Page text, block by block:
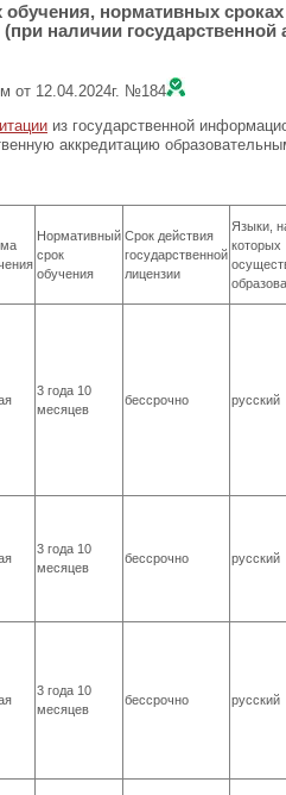
нормативных сроках
наличии государственной
от 12.04.2024г. №184
из государственной
аккредитацию
Нормативный
срок
обучения
Срок действия
государственной
лицензии
Языки,
которых
3 года 10
месяцев
бессрочно русский
3 года 10
месяцев
бессрочно русский
3 года 10
месяцев
бессрочно русский